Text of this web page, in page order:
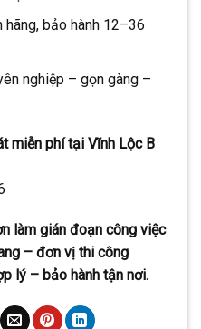
hãng, bảo hành 12–36
nghiệp – gọn gàng –
miễn phí tại Vĩnh Lộc B
làm gián đoạn công việc
– đơn vị thi công
lý – bảo hành tận nơi.